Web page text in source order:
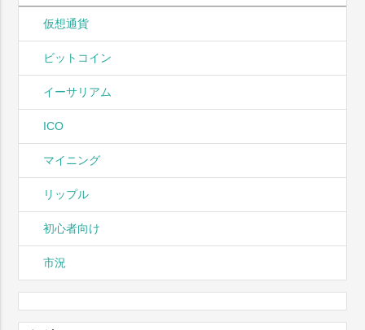
仮想通貨
ビットコイン
イーサリアム
ICO
マイニング
リップル
初心者向け
市況